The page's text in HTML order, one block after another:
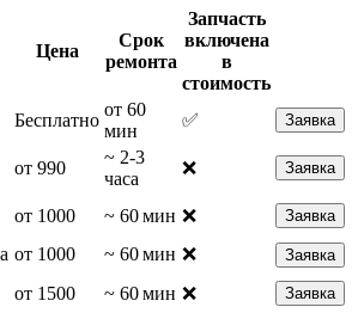
Цена
Срок
ремонта
Запчасть
включена
в
стоимость
Бесплатно
от 60
мин
✅ Заявка
от 990
~ 2-3
часа
❌ Заявка
от 1000 ~ 60 мин ❌ Заявка
от 1000 ~ 60 мин ❌ Заявка
от 1500 ~ 60 мин ❌ Заявка